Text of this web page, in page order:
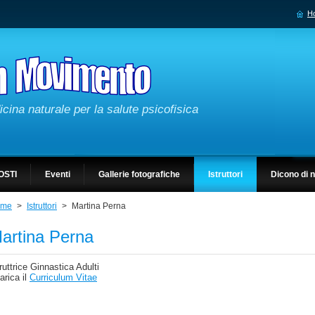
naturale per la salute psicofisica
Eventi Gallerie fotografiche Istruttori Dicono di
> Istruttori > Martina Perna
Perna
Ginnastica Adulti
il Curriculum Vitae